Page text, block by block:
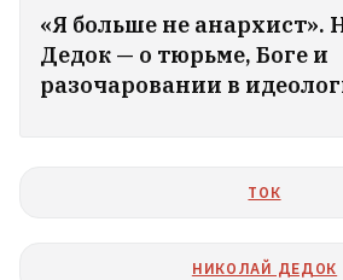
«Я больше не анархист».
Дедок — о тюрьме, Боге и
разочаровании в
ТОК
НИКОЛАЙ ДЕДОК